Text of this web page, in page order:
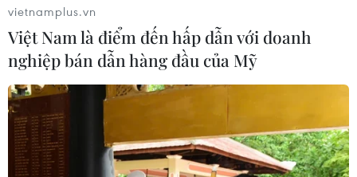
vietnamplus.vn
Việt Nam là điểm đến hấp dẫn với doanh
nghiệp bán dẫn hàng đầu của Mỹ